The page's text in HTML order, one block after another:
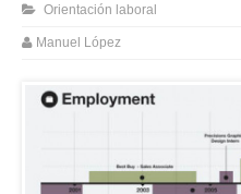
Orientación laboral
Manuel López